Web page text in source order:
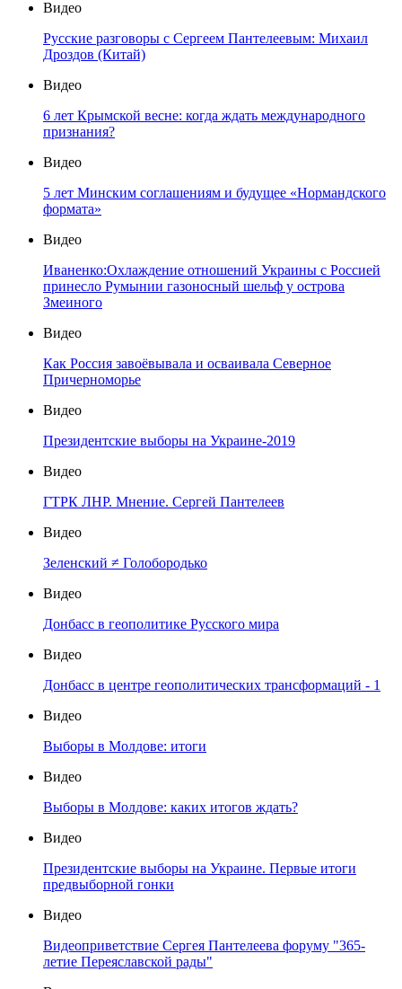
Видео
Русские разговоры с Сергеем Пантелеевым: Михаил
Дроздов (Китай)
Видео
6 лет Крымской весне: когда ждать международного
признания?
Видео
5 лет Минским соглашениям и будущее «Нормандского
формата»
Видео
Иваненко:Охлаждение отношений Украины с Россией
принесло Румынии газоносный шельф у острова
Змеиного
Видео
Как Россия завоёвывала и осваивала Северное
Причерноморье
Видео
Президентские выборы на Украине-2019
Видео
ГТРК ЛНР. Мнение. Сергей Пантелеев
Видео
Зеленский ≠ Голобородько
Видео
Донбасс в геополитике Русского мира
Видео
Донбасс в центре геополитических трансформаций - 1
Видео
Выборы в Молдове: итоги
Видео
Выборы в Молдове: каких итогов ждать?
Видео
Президентские выборы на Украине. Первые итоги
предвыборной гонки
Видео
Видеоприветствие Сергея Пантелеева форуму "365-
летие Переяславской рады"